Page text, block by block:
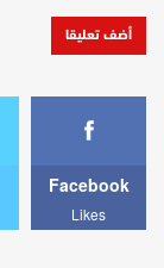
Facebook
Likes